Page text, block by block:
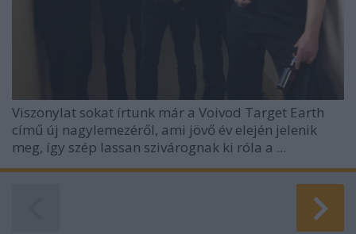
Viszonylat sokat írtunk már a Voivod Target Earth
című új nagylemezéről, ami jövő év elején jelenik
meg, így szép lassan szivárognak ki róla a ...